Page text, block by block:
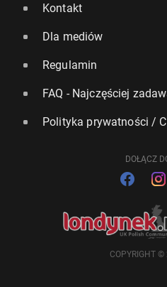
Kontakt
Dla mediów
Regulamin
FAQ - Najczęściej
Polityka prywatności /
DOŁĄCZ
COPYRIGHT